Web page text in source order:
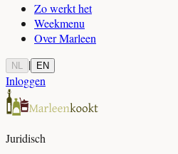
Zo werkt het
Weekmenu
Over Marleen
NL | EN
Inloggen
Juridisch